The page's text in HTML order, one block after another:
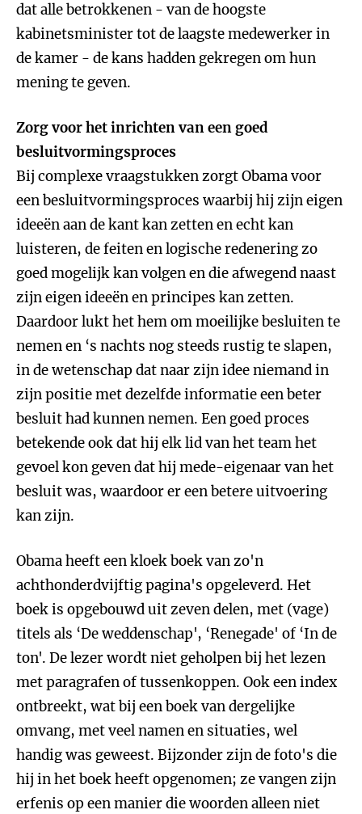
dat alle betrokkenen - van de hoogste
kabinetsminister tot de laagste medewerker in
de kamer - de kans hadden gekregen om hun
mening te geven.
Zorg voor het inrichten van een goed
besluitvormingsproces
Bij complexe vraagstukken zorgt Obama voor
een besluitvormingsproces waarbij hij zijn eigen
ideeën aan de kant kan zetten en echt kan
luisteren, de feiten en logische redenering zo
goed mogelijk kan volgen en die afwegend naast
zijn eigen ideeën en principes kan zetten.
Daardoor lukt het hem om moeilijke besluiten te
nemen en ‘s nachts nog steeds rustig te slapen,
in de wetenschap dat naar zijn idee niemand in
zijn positie met dezelfde informatie een beter
besluit had kunnen nemen. Een goed proces
betekende ook dat hij elk lid van het team het
gevoel kon geven dat hij mede-eigenaar van het
besluit was, waardoor er een betere uitvoering
kan zijn.
Obama heeft een kloek boek van zo'n
achthonderdvijftig pagina's opgeleverd. Het
boek is opgebouwd uit zeven delen, met (vage)
titels als ‘De weddenschap', ‘Renegade' of ‘In de
ton'. De lezer wordt niet geholpen bij het lezen
met paragrafen of tussenkoppen. Ook een index
ontbreekt, wat bij een boek van dergelijke
omvang, met veel namen en situaties, wel
handig was geweest. Bijzonder zijn de foto's die
hij in het boek heeft opgenomen; ze vangen zijn
erfenis op een manier die woorden alleen niet